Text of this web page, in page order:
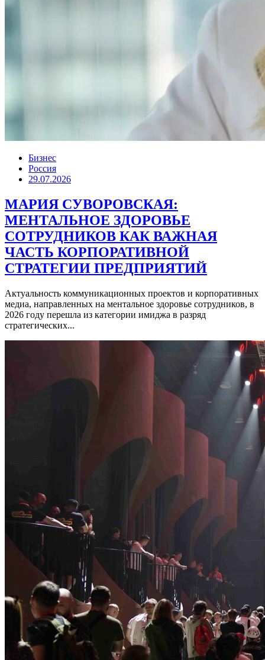
Бизнес
Россия
29.07.2026
МАРИЯ СУВОРОВСКАЯ:
МЕНТАЛЬНОЕ ЗДОРОВЬЕ
СОТРУДНИКОВ КАК ВАЖНАЯ
ЧАСТЬ КОРПОРАТИВНОЙ
СТРАТЕГИИ ПРЕДПРИЯТИЙ
Актуальность коммуникационных проектов и корпоративных
медиа, направленных на ментальное здоровье сотрудников, в
2026 году перешла из категории имиджа в разряд
стратегических...